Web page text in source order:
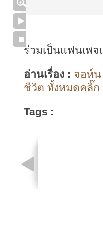
ร่วมเป็นแฟนเพจ
อ่านเรื่อง : จอห์น
ชีวิต ทั้งหมดคลิ๊ก
Tags :